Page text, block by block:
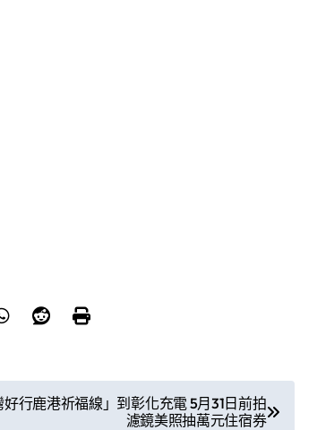
行鹿港祈福線」到彰化充電 5月31日前拍
濾鏡美照抽萬元住宿券